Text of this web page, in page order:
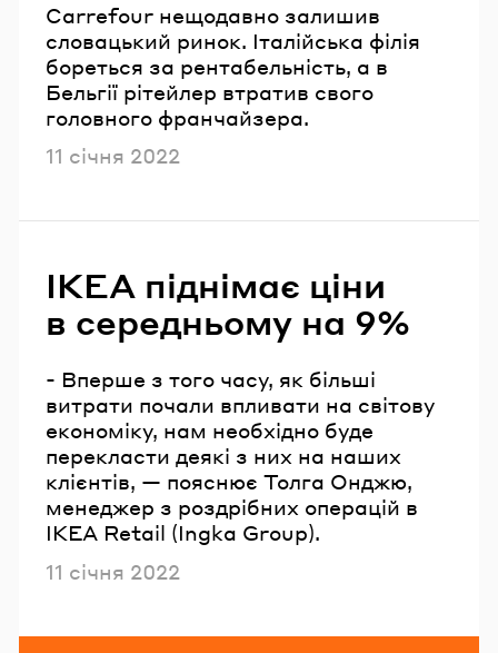
Carrefour нещодавно залишив
словацький ринок. Італійська філія
бореться за рентабельність, а в
Бельгії рітейлер втратив свого
головного франчайзера.
Опубліковано
11 січня 2022
IKEA піднімає ціни
в середньому на 9%
- Вперше з того часу, як більші
витрати почали впливати на світову
економіку, нам необхідно буде
перекласти деякі з них на наших
клієнтів, — пояснює Толга Онджю,
менеджер з роздрібних операцій в
IKEA Retail (Ingka Group).
Опубліковано
11 січня 2022